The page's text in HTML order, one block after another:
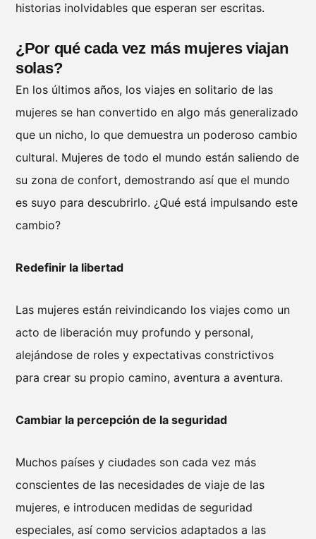
historias inolvidables que esperan ser escritas.
¿Por qué cada vez más mujeres viajan
solas?
En los últimos años, los viajes en solitario de las
mujeres se han convertido en algo más generalizado
que un nicho, lo que demuestra un poderoso cambio
cultural. Mujeres de todo el mundo están saliendo de
su zona de confort, demostrando así que el mundo
es suyo para descubrirlo. ¿Qué está impulsando este
cambio?
Redefinir la libertad
Las mujeres están reivindicando los viajes como un
acto de liberación muy profundo y personal,
alejándose de roles y expectativas constrictivos
para crear su propio camino, aventura a aventura.
Cambiar la percepción de la seguridad
Muchos países y ciudades son cada vez más
conscientes de las necesidades de viaje de las
mujeres, e introducen medidas de seguridad
especiales, así como servicios adaptados a las